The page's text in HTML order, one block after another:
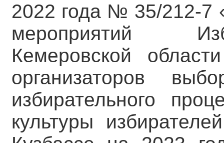
2022 года № 35/212-7
мероприятий
Кемеровской
организаторов
избирательного
культуры